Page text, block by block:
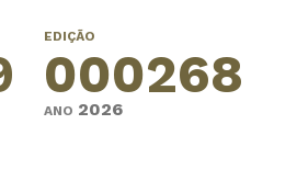
EDIÇÃO
000268
ANO 2026